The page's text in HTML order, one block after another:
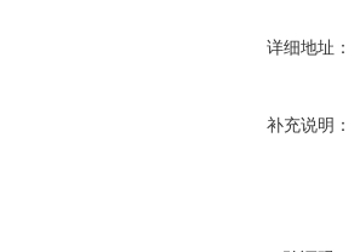
详细地址：
补充说明：